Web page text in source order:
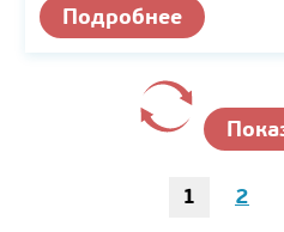
Подробнее
1 2